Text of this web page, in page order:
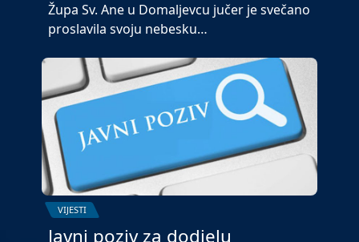
Župa Sv. Ane u Domaljevcu jučer je svečano
proslavila svoju nebesku…
VIJESTI
Javni poziv za dodjelu